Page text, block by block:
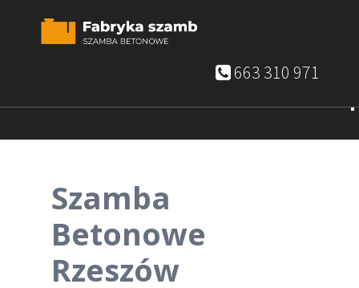
663 310 971
Szamba
Betonowe
Rzeszów